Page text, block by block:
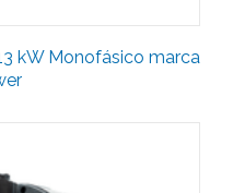
kW Monofásico marca